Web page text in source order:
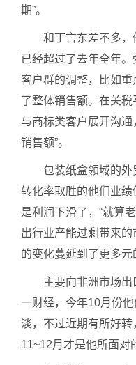
期”。
和丁言东差不多
已经超过了去年全年
客户群的调整，比如
了整体销售额。在关
与商标类客户展开沟
销售额”。
包装纸盒领域的外
转化率取胜的他们业
是利润下滑了，“就算
出行业产能过剩带来的
的变化蔓延到了更多元
主要向非洲市场
一财经，今年10月份
淡，不过近期有所好转
11~12月才是他所面对